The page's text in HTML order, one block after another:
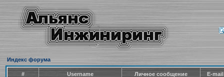
Индекс форума
# Username Личное сообщение E-